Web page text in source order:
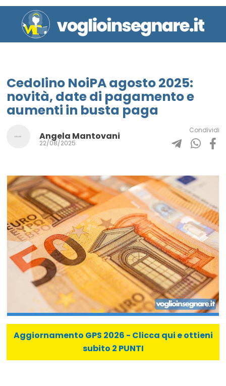
Cedolino NoiPA agosto 2025:
novità, date di pagamento e
aumenti in busta paga
Angela Mantovani
22/08/2025
Condividi
Aggiornamento GPS 2026 - Clicca qui e ottieni
subito 2 PUNTI